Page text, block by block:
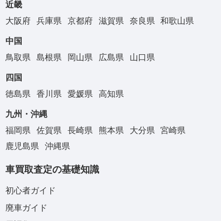
近畿
大阪府
兵庫県 京都府 滋賀県 奈良県 和歌山県
中国
鳥取県
島根県 岡山県 広島県 山口県
四国
徳島県
香川県 愛媛県 高知県
九州・沖縄
福岡県
佐賀県 長崎県 熊本県 大分県
宮崎県
鹿児島県
沖縄県
車買取査定の基礎知識
初心者ガイド
廃車ガイド